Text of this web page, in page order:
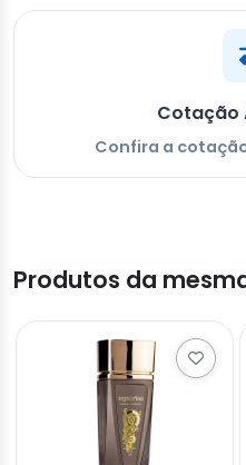
Cotação
Confira a
Produtos da